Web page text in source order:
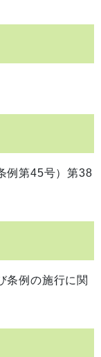
例第45号）第38
条例の施行に関